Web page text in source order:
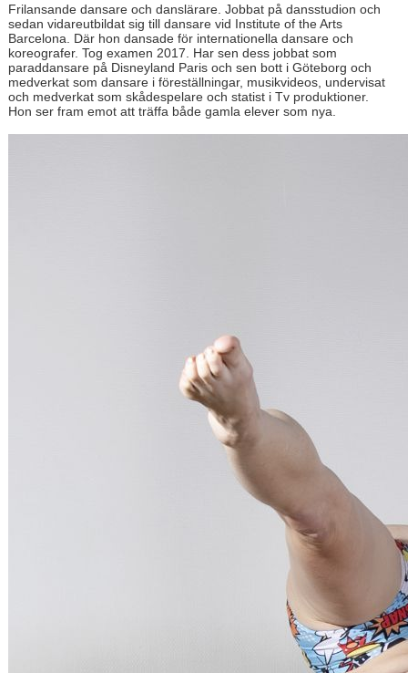
Frilansande dansare och danslärare. Jobbat på dansstudion och
sedan vidareutbildat sig till dansare vid Institute of the Arts
Barcelona. Där hon dansade för internationella dansare och
koreografer. Tog examen 2017. Har sen dess jobbat som
paraddansare på Disneyland Paris och sen bott i Göteborg och
medverkat som dansare i föreställningar, musikvideos, undervisat
och medverkat som skådespelare och statist i Tv produktioner.
Hon ser fram emot att träffa både gamla elever som nya.